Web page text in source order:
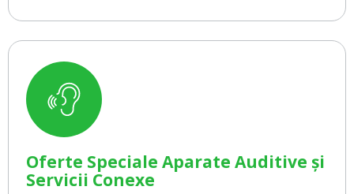
Oferte Speciale Aparate Auditive și
Servicii Conexe